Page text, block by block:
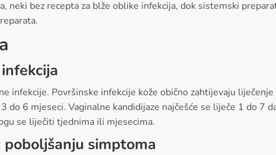
neki bez recepta za blže oblike infekcija, dok sistemski
infekcije. Površinske infekcije kože obično zahtijevaju
6 mjeseci. Vaginalne kandidijaze najčešće se liječe 1 do 7
se liječiti tjednima ili mjesecima.
simptoma